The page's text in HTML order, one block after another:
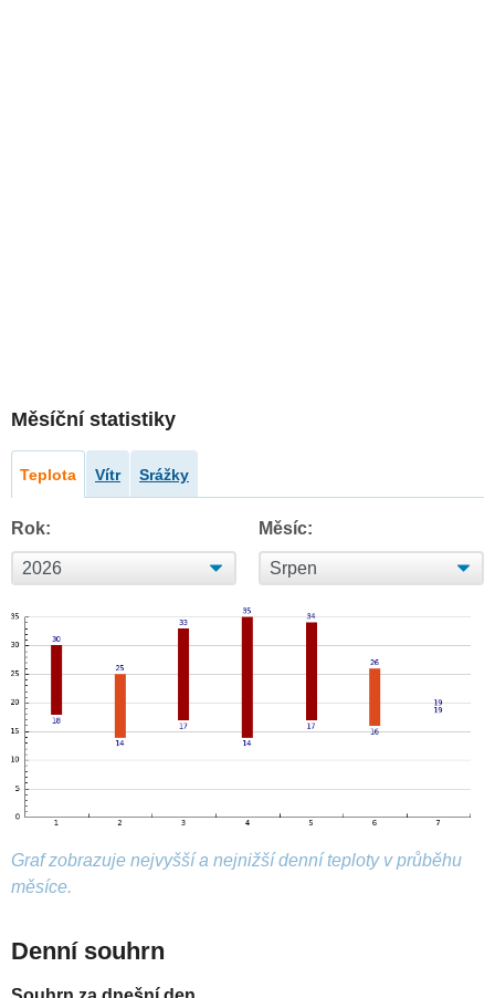
Měsíční statistiky
Teplota Vítr Srážky
Rok: Měsíc:
Graf zobrazuje nejvyšší a nejnižší denní teploty v průběhu
měsíce.
Denní souhrn